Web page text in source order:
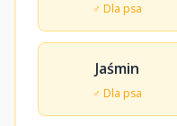
♂ Dla psa
Jaśmin
♂ Dla psa